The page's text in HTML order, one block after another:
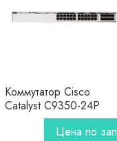
Коммутатор Cisco
Catalyst C9350-24P
Цена по